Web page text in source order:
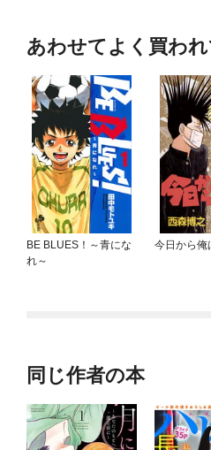
あわせてよく買わ
BE BLUES！～青にな
れ～
今日から俺
同じ作者の本